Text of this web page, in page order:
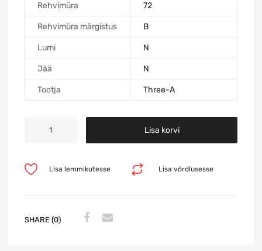
Rehvimüra 72
Rehvimüra märgistus B
Lumi N
Jää N
Tootja Three-A
Lisa korvi
Lisa võrdlusesse
Lisa lemmikutesse
SHARE (0)